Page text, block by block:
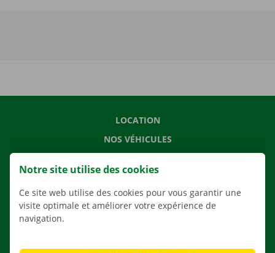
LOCATION
NOS VÉHICULES
AGENCES
APPLI
Notre site utilise des cookies
Ce site web utilise des cookies pour vous garantir une
visite optimale et améliorer votre expérience de
navigation.